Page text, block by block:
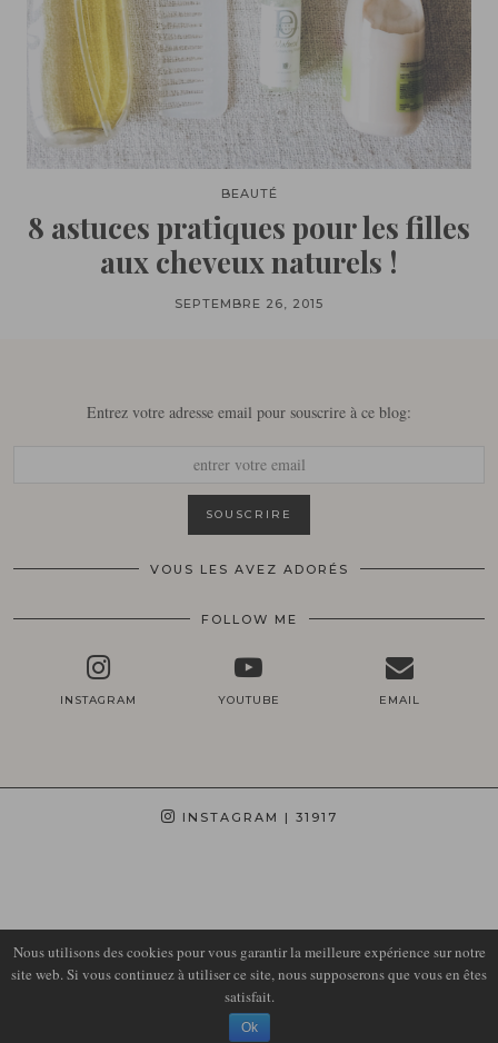
BEAUTÉ
8 astuces pratiques pour les filles
aux cheveux naturels !
SEPTEMBRE 26, 2015
Entrez votre adresse email pour souscrire à ce blog:
VOUS LES AVEZ ADORÉS
FOLLOW ME
INSTAGRAM YOUTUBE EMAIL
INSTAGRAM | 31917
LIRONS D'ELLE
THEME DESIGN BY
Nous utilisons des cookies pour vous garantir la meilleure expérience sur notre
site web. Si vous continuez à utiliser ce site, nous supposerons que vous en êtes
satisfait.
Ok